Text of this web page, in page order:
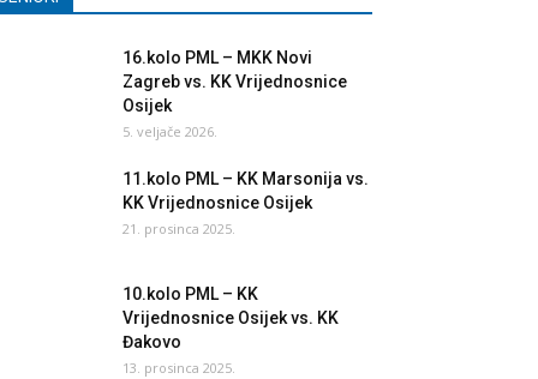
16.kolo PML – MKK Novi
Zagreb vs. KK Vrijednosnice
Osijek
5. veljače 2026.
11.kolo PML – KK Marsonija vs.
KK Vrijednosnice Osijek
21. prosinca 2025.
10.kolo PML – KK
Vrijednosnice Osijek vs. KK
Đakovo
13. prosinca 2025.